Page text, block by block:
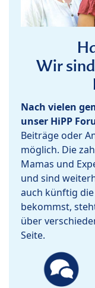
Wir
Nach vielen
unser HiPP
Beiträge oder
möglich. Die
Mamas und
und sind
auch künftig
bekommst,
über
Seite.